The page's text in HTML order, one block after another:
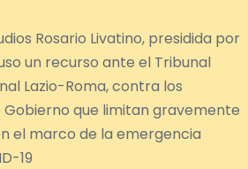
Rosario Livatino, presidida por
un recurso ante el Tribunal
Lazio-Roma, contra los
que limitan gravemente
el marco de la emergencia
19